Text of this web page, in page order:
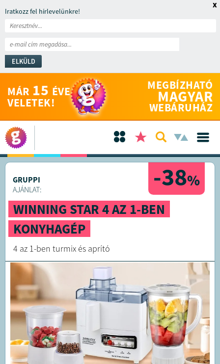
Iratkozz fel hírlevelünkre!
ELKÜLD
x
MÁR 15 ÉVE
VELETEK!
MEGBÍZHATÓ
MAGYAR
WEBÁRUHÁZ
-38%
GRUPPI
AJÁNLAT:
WINNING STAR 4 AZ 1-BEN
KONYHAGÉP
4 az 1-ben turmix és aprító